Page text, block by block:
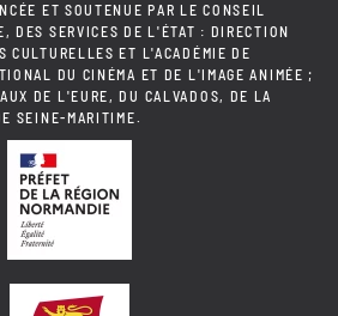
ET SOUTENUE PAR LE CONSEIL
DES SERVICES DE L'ÉTAT : DIRECTION
CULTURELLES ET L'ACADÉMIE DE
DU CINÉMA ET DE L'IMAGE ANIMÉE ;
DE L'EURE, DU CALVADOS, DE LA
SEINE-MARITIME.